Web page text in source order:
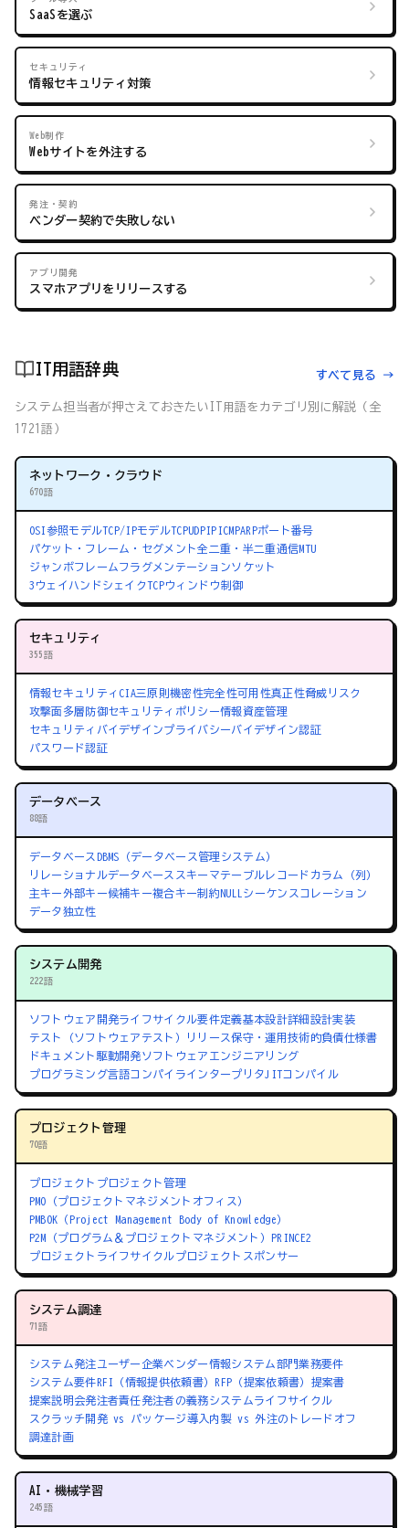
SaaSを選ぶ
セキュリティ
情報セキュリティ対策
Web制作
Webサイトを外注する
発注・契約
ベンダー契約で失敗しない
アプリ開発
スマホアプリをリリースする
IT用語辞典 すべて見る →
システム担当者が押さえておきたいIT用語をカテゴリ別に解説（全
1721語）
ネットワーク・クラウド
670語
OSI参照モデルTCP/IPモデルTCPUDPIPICMPARPポート番号
パケット・フレーム・セグメント全二重・半二重通信MTU
ジャンボフレーム フラグメンテーションソケット
3ウェイハンドシェイクTCPウィンドウ制御
セキュリティ
355語
情報セキュリティ CIA三原則機密性完全性可用性真正性脅威 リスク
攻撃面多層防御セキュリティポリシー情報資産管理
セキュリティバイデザインプライバシーバイデザイン認証
パスワード認証
データベース
88語
データベース DBMS（データベース管理システム）
リレーショナルデータベース スキーマテーブルレコード カラム（列）
主キー外部キー候補キー複合キー制約NULL シーケンス コレーション
データ独立性
システム開発
222語
ソフトウェア開発ライフサイクル要件定義基本設計詳細設計実装
テスト（ソフトウェアテスト）
リリース保守・運用 技術的負債仕様書
ドキュメント駆動開発ソフトウェアエンジニアリング
プログラミング言語コンパイラインタープリタ JITコンパイル
プロジェクト管理
70語
プロジェクト プロジェクト管理
PMO（プロジェクトマネジメントオフィス）
PMBOK（Project Management Body of Knowledge）
P2M（プログラム＆プロジェクトマネジメント） PRINCE2
プロジェクトライフサイクルプロジェクトスポンサー
システム調達
71語
システム発注 ユーザー企業ベンダー情報システム部門業務要件
システム要件 RFI（情報提供依頼書） RFP（提案依頼書） 提案書
提案説明会発注者責任発注者の義務システムライフサイクル
スクラッチ開発 vs パッケージ導入 内製 vs 外注のトレードオフ
調達計画
AI・機械学習
245語